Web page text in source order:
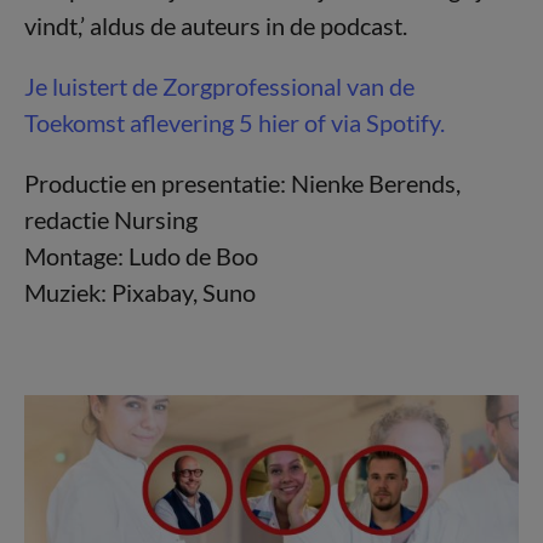
vindt,’ aldus de auteurs in de podcast.
Je luistert de Zorgprofessional van de
Toekomst aflevering 5 hier of via Spotify.
Productie en presentatie: Nienke Berends,
redactie Nursing
Montage: Ludo de Boo
Muziek: Pixabay, Suno